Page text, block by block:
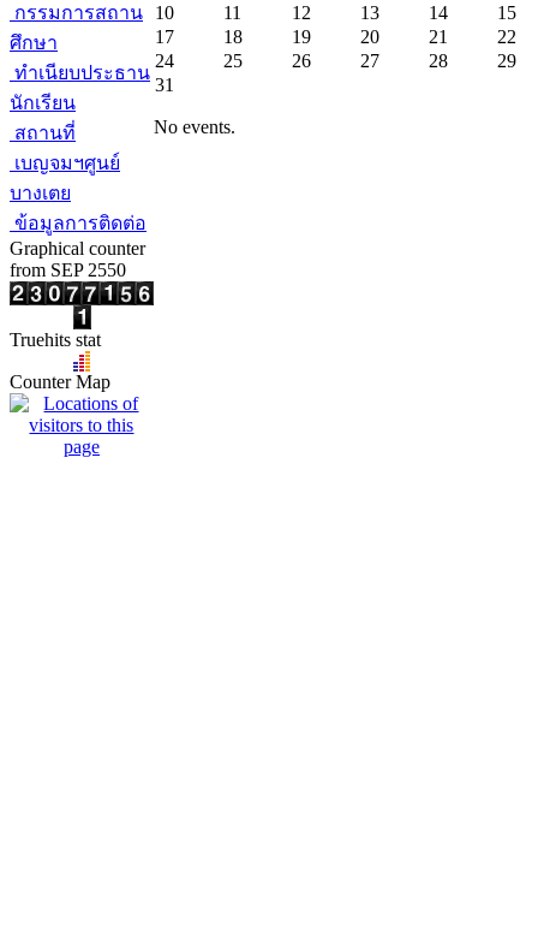
กรรมการสถาน
ศึกษา
ทำเนียบประธาน
นักเรียน
สถานที่
เบญจมฯศูนย์
บางเตย
ข้อมูลการติดต่อ
Graphical counter
from SEP 2550
Truehits stat
Counter Map
10
11 12 13 14
15
17
18 19 20 21
22
24
25 26 27 28
29
31
No events.